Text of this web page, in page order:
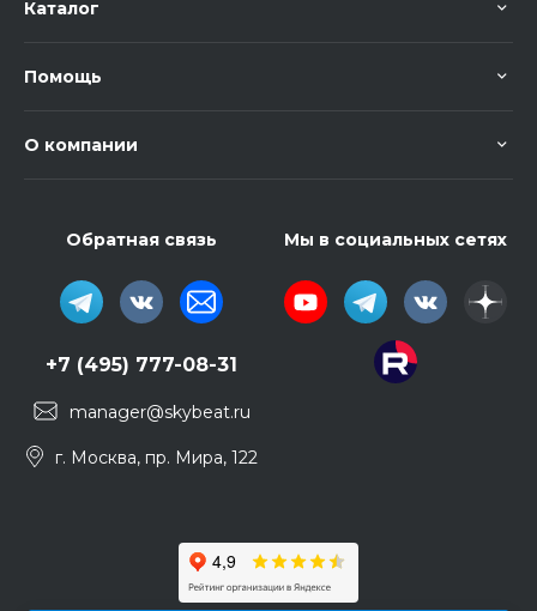
Каталог
Помощь
О компании
Обратная связь
+7 (495) 777-08-31
manager@skybeat.ru
г. Москва, пр. Мира, 122
Мы в социальных сетях